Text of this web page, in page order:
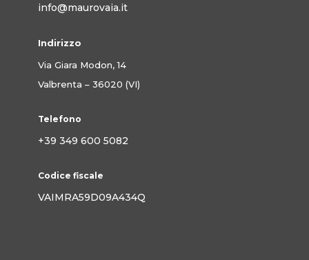
info@maurovaia.it
Indirizzo
Via Giara Modon, 14
Valbrenta – 36020 (VI)
Telefono
+39 349 600 5082
Codice fiscale
VAIMRA59D09A434Q